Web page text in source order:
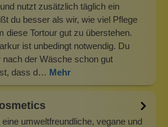
nutzt zusätzlich täglich ein
du besser als wir, wie viel Pflege
diese Tortour gut zu überstehen.
ist unbedingt notwendig. Du
der Wäsche schon gut
dass d… Mehr
umweltfreundliche, vegane und